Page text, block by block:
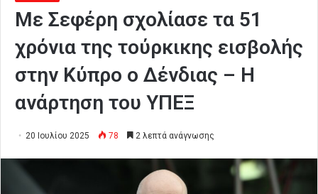
Με Σεφέρη σχολίασε τα 51
χρόνια της τούρκικης εισβολής
στην Κύπρο ο Δένδιας – Η
ανάρτηση του ΥΠΕΞ
20 Ιουλίου 2025 78 2 λεπτά ανάγνωσης